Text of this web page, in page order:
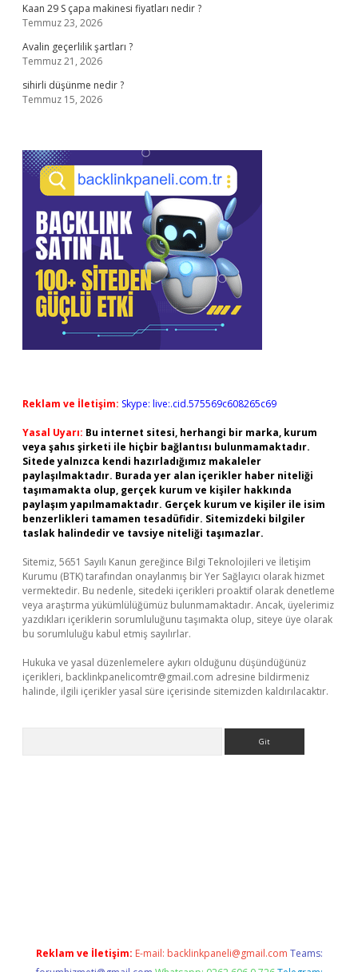
Kaan 29 S çapa makinesi fiyatları nedir ?
Temmuz 23, 2026
Avalin geçerlilik şartları ?
Temmuz 21, 2026
sihirli düşünme nedir ?
Temmuz 15, 2026
Reklam ve İletişim: Skype: live:.cid.575569c608265c69
Yasal Uyarı: Bu internet sitesi, herhangi bir marka, kurum
veya şahıs şirketi ile hiçbir bağlantısı bulunmamaktadır.
Sitede yalnızca kendi hazırladığımız makaleler
paylaşılmaktadır. Burada yer alan içerikler haber niteliği
taşımamakta olup, gerçek kurum ve kişiler hakkında
paylaşım yapılmamaktadır. Gerçek kurum ve kişiler ile isim
benzerlikleri tamamen tesadüfidir. Sitemizdeki bilgiler
taslak halindedir ve tavsiye niteliği taşımazlar.
Sitemiz, 5651 Sayılı Kanun gereğince Bilgi Teknolojileri ve İletişim
Kurumu (BTK) tarafından onaylanmış bir Yer Sağlayıcı olarak hizmet
vermektedir. Bu nedenle, sitedeki içerikleri proaktif olarak denetleme
veya araştırma yükümlülüğümüz bulunmamaktadır. Ancak, üyelerimiz
yazdıkları içeriklerin sorumluluğunu taşımakta olup, siteye üye olarak
bu sorumluluğu kabul etmiş sayılırlar.
Hukuka ve yasal düzenlemelere aykırı olduğunu düşündüğünüz
içerikleri, backlinkpanelicomtr@gmail.com adresine bildirmeniz
halinde, ilgili içerikler yasal süre içerisinde sitemizden kaldırılacaktır.
Reklam ve İletişim: E-mail: backlinkpaneli@gmail.com Teams: